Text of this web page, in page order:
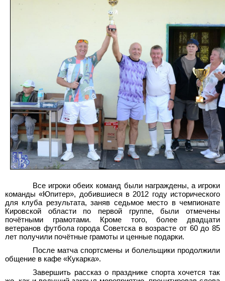
Все игроки обеих команд были награждены, а игроки
команды «Юпитер», добившиеся в 2012 году исторического
для клуба результата, заняв седьмое место в чемпионате
Кировской области по первой группе, были отмечены
почётными грамотами. Кроме того, более двадцати
ветеранов футбола города Советска в возрасте от 60 до 85
лет получили почётные грамоты и ценные подарки.
После матча спортсмены и болельщики продолжили
общение в кафе «Кукарка».
Завершить рассказ о празднике спорта хочется так